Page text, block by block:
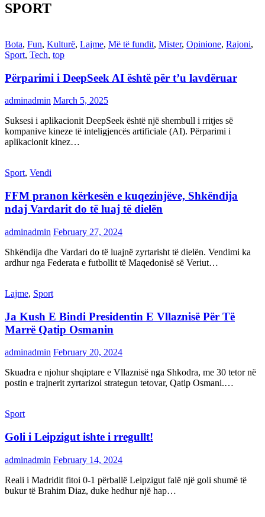
SPORT
Bota, Fun, Kulturë, Lajme, Më të fundit, Mister, Opinione, Rajoni,
Sport, Tech, top
Përparimi i DeepSeek AI është për t’u lavdëruar
adminadmin March 5, 2025
Suksesi i aplikacionit DeepSeek është një shembull i rritjes së
kompanive kineze të inteligjencës artificiale (AI). Përparimi i
aplikacionit kinez…
Sport, Vendi
FFM pranon kërkesën e kuqezinjëve, Shkëndija
ndaj Vardarit do të luaj të dielën
adminadmin February 27, 2024
Shkëndija dhe Vardari do të luajnë zyrtarisht të dielën. Vendimi ka
ardhur nga Federata e futbollit të Maqedonisë së Veriut…
Lajme, Sport
Ja Kush E Bindi Presidentin E Vllaznisë Për Të
Marrë Qatip Osmanin
adminadmin February 20, 2024
Skuadra e njohur shqiptare e Vllaznisë nga Shkodra, me 30 tetor në
postin e trajnerit zyrtarizoi strategun tetovar, Qatip Osmani.…
Sport
Goli i Leipzigut ishte i rregullt!
adminadmin February 14, 2024
Reali i Madridit fitoi 0-1 përballë Leipzigut falë një goli shumë të
bukur të Brahim Diaz, duke hedhur një hap…